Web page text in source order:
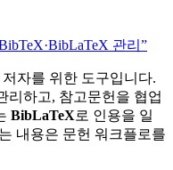
관리”
자를 위한 도구입니다.
리하고, 참고문헌을 협업
BibLaTeX로 인용을 일
내용은 문헌 워크플로를